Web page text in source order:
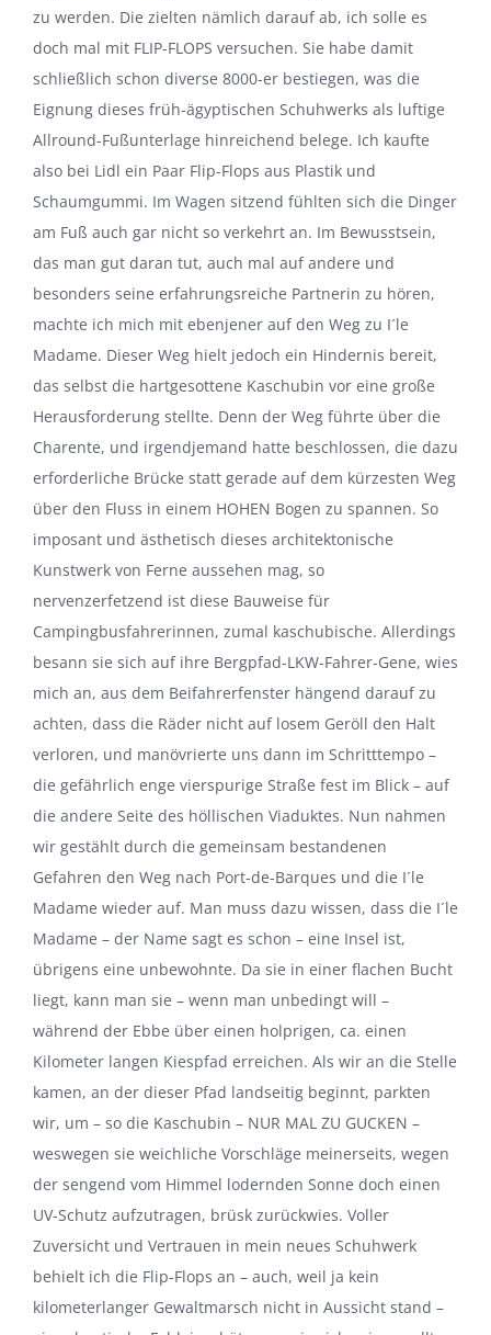
zu werden. Die zielten nämlich darauf ab, ich solle es
doch mal mit FLIP-FLOPS versuchen. Sie habe damit
schließlich schon diverse 8000-er bestiegen, was die
Eignung dieses früh-ägyptischen Schuhwerks als luftige
Allround-Fußunterlage hinreichend belege. Ich kaufte
also bei Lidl ein Paar Flip-Flops aus Plastik und
Schaumgummi. Im Wagen sitzend fühlten sich die Dinger
am Fuß auch gar nicht so verkehrt an. Im Bewusstsein,
das man gut daran tut, auch mal auf andere und
besonders seine erfahrungsreiche Partnerin zu hören,
machte ich mich mit ebenjener auf den Weg zu I´le
Madame. Dieser Weg hielt jedoch ein Hindernis bereit,
das selbst die hartgesottene Kaschubin vor eine große
Herausforderung stellte. Denn der Weg führte über die
Charente, und irgendjemand hatte beschlossen, die dazu
erforderliche Brücke statt gerade auf dem kürzesten Weg
über den Fluss in einem HOHEN Bogen zu spannen. So
imposant und ästhetisch dieses architektonische
Kunstwerk von Ferne aussehen mag, so
nervenzerfetzend ist diese Bauweise für
Campingbusfahrerinnen, zumal kaschubische. Allerdings
besann sie sich auf ihre Bergpfad-LKW-Fahrer-Gene, wies
mich an, aus dem Beifahrerfenster hängend darauf zu
achten, dass die Räder nicht auf losem Geröll den Halt
verloren, und manövrierte uns dann im Schritttempo –
die gefährlich enge vierspurige Straße fest im Blick – auf
die andere Seite des höllischen Viaduktes. Nun nahmen
wir gestählt durch die gemeinsam bestandenen
Gefahren den Weg nach Port-de-Barques und die I´le
Madame wieder auf. Man muss dazu wissen, dass die I´le
Madame – der Name sagt es schon – eine Insel ist,
übrigens eine unbewohnte. Da sie in einer flachen Bucht
liegt, kann man sie – wenn man unbedingt will –
während der Ebbe über einen holprigen, ca. einen
Kilometer langen Kiespfad erreichen. Als wir an die Stelle
kamen, an der dieser Pfad landseitig beginnt, parkten
wir, um – so die Kaschubin – NUR MAL ZU GUCKEN –
weswegen sie weichliche Vorschläge meinerseits, wegen
der sengend vom Himmel lodernden Sonne doch einen
UV-Schutz aufzutragen, brüsk zurückwies. Voller
Zuversicht und Vertrauen in mein neues Schuhwerk
behielt ich die Flip-Flops an – auch, weil ja kein
kilometerlanger Gewaltmarsch nicht in Aussicht stand –